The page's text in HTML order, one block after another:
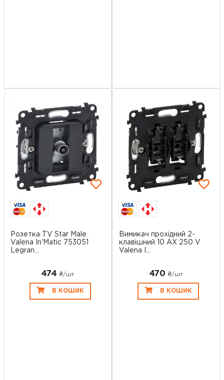
Розетка TV Star Male
Valena In'Matic 753051
Legran...
474 ₴/шт
В КОШИК
Вимикач прохідний 2-
клавішний 10 AX 250 V
Valena I...
470 ₴/шт
В КОШИК